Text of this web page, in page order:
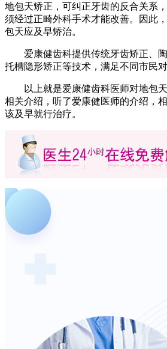
地包天矫正，可纠正牙齿的反合关系
须经过正畸外科手术才能改善。因此
包天应及早矫治。
爱康健齿科提供传统牙齿矫正、陶
托槽隐形矫正等技术，满足不同市民
以上就是爱康健齿科医师对地包天
相关介绍，听了爱康健医师的介绍，
该及早就行治疗。